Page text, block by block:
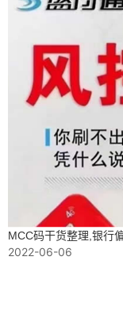
MCC码干货整理,银行
2022-06-06